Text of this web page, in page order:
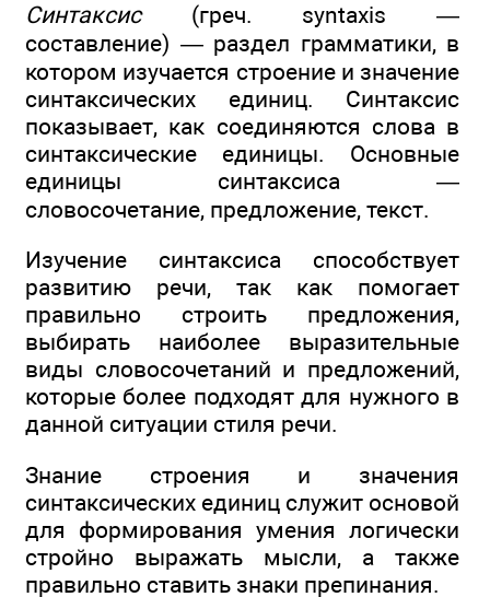
Синтаксис(греч. syntaxis —
составление) — раздел грамматики, в
котором изучается строение и значение
синтаксических единиц. Синтаксис
показывает, как соединяются слова в
синтаксические единицы. Основные
единицы синтаксиса —
словосочетание, предложение, текст.
Изучение синтаксиса способствует
развитию речи, так как помогает
правильно строить предложения,
выбирать наиболее выразительные
виды словосочетаний и предложений,
которые более подходят для нужного в
данной ситуации стиля речи.
Знание строения и значения
синтаксических единиц служит основой
для формирования умения логически
стройно выражать мысли, а также
правильно ставить знаки препинания.